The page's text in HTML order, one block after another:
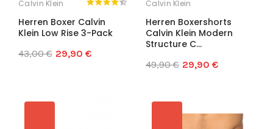
Calvin Klein
Herren Boxer Calvin
Klein Low Rise 3-Pack
43,00 € 29,90 €
Calvin Klein
Herren Boxershorts
Calvin Klein Modern
Structure C...
49,90 € 29,90 €